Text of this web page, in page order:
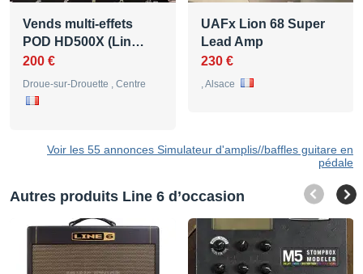
Vends multi-effets
POD HD500X (Lin…
200 €
Droue-sur-Drouette , Centre
UAFx Lion 68 Super
Lead Amp
230 €
, Alsace
Voir les 55 annonces Simulateur d'amplis//baffles guitare en
pédale
Autres produits Line 6 d’occasion